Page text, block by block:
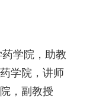
学院，助教
学院，讲师
，副教授